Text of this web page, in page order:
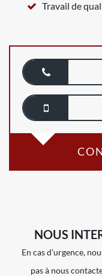
Travail de
NOUS
En cas d’urgence,
pas à nous